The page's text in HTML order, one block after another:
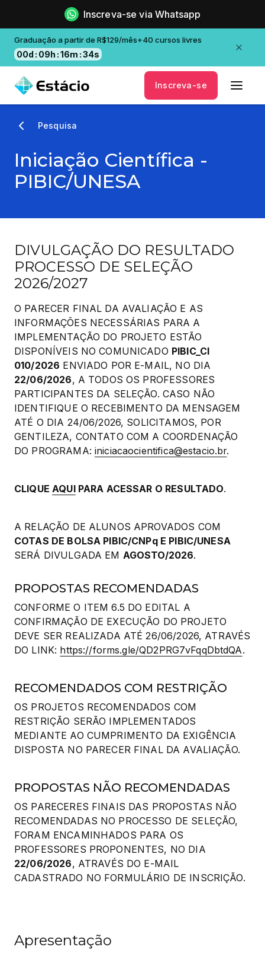
Inscreva-se via Whatsapp
Graduação a partir de R$129/mês+40 cursos livres
00d : 09h :16m :34s
Inscreva-se
Pesquisa
Iniciação Científica -
PIBIC/UNESA
DIVULGAÇÃO DO RESULTADO
PROCESSO DE SELEÇÃO
2026/2027
O PARECER FINAL DA AVALIAÇÃO E AS
INFORMAÇÕES NECESSÁRIAS PARA A
IMPLEMENTAÇÃO DO PROJETO ESTÃO
DISPONÍVEIS NO COMUNICADO PIBIC_CI
010/2026
22/06/2026, A TODOS OS PROFESSORES
PARTICIPANTES DA SELEÇÃO. CASO NÃO
IDENTIFIQUE O RECEBIMENTO DA MENSAGEM
ATÉ O DIA 24/06/2026, SOLICITAMOS, POR
GENTILEZA, CONTATO COM A COORDENAÇÃO
DO PROGRAMA: iniciacaocientifica@estacio.br.
CLIQUE AQUI PARA ACESSAR O RESULTADO.
COTAS DE BOLSA PIBIC/CNPq E PIBIC/UNESA
SERÁ DIVULGADA EM AGOSTO/2026.
PROPOSTAS RECOMENDADAS
CONFORME O ITEM 6.5 DO EDITAL A
CONFIRMAÇÃO DE EXECUÇÃO DO PROJETO
DEVE SER REALIZADA ATÉ 26/06/2026, ATRAVÉS
DO LINK: https://forms.gle/QD2PRG7vFqqDbtdQA.
RECOMENDADOS COM RESTRIÇÃO
OS PROJETOS RECOMENDADOS COM
RESTRIÇÃO SERÃO IMPLEMENTADOS
MEDIANTE AO CUMPRIMENTO DA EXIGÊNCIA
DISPOSTA NO PARECER FINAL DA AVALIAÇÃO.
PROPOSTAS NÃO RECOMENDADAS
OS PARECERES FINAIS DAS PROPOSTAS NÃO
RECOMENDADAS NO PROCESSO DE SELEÇÃO,
FORAM ENCAMINHADOS PARA OS
22/06/2026, ATRAVÉS DO E-MAIL
CADASTRADO NO FORMULÁRIO DE INSCRIÇÃO.
Apresentação